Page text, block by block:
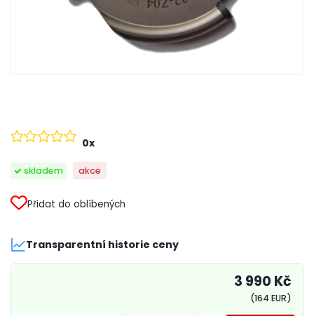
skladem akce
0x
Přidat do oblíbených
Transparentní historie ceny
3 990 Kč
(164 EUR)